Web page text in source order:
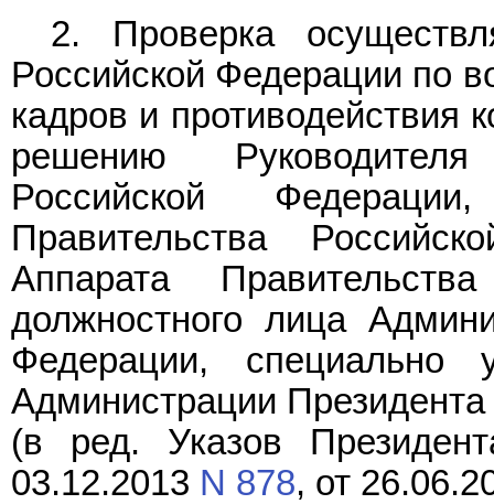
2. Проверка
Российской Федерации по
кадров и противодействия
решению
Российской
Правительства
Аппарата
должностного лица
Федерации, специально
Администрации
(в ред. Указов
03.12.2013 N 878, от